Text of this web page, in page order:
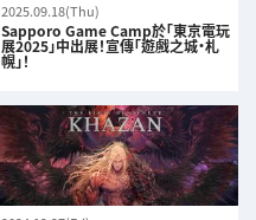
2025.09.18(Thu)
Sapporo Game Camp於「東京電玩
展2025」中出展！宣傳「遊戲之城・札
幌」！